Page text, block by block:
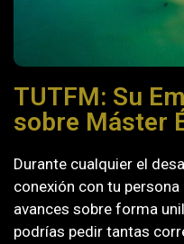
TUTFM: Su
sobre Máster
Durante cualquier el
conexión con tu
avances sobre forma
podrías pedir tantas